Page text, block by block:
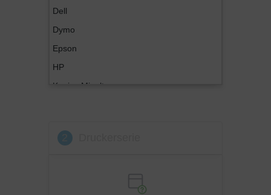
Dell
Dymo
Epson
HP
Konica Minolta
OKI